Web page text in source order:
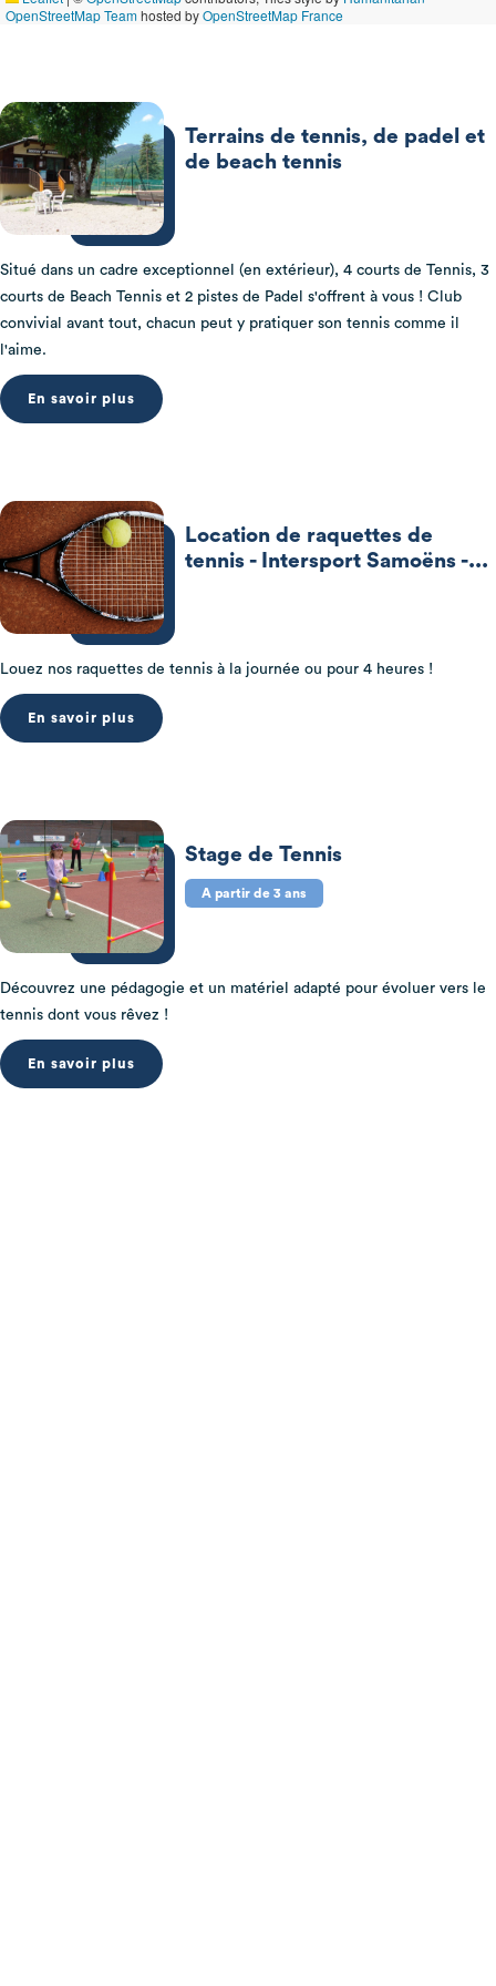
OpenStreetMap Teamhosted byOpenStreetMap France
Terrains de tennis, de padel et
de beach tennis
Situé dans un cadre exceptionnel (en extérieur), 4 courts de Tennis, 3
courts de Beach Tennis et 2 pistes de Padel s'offrent à vous ! Club
convivial avant tout, chacun peut y pratiquer son tennis comme il
l'aime.
En savoir plus
Location de raquettes de
tennis - Intersport Samoëns -...
Louez nos raquettes de tennis à la journée ou pour 4 heures !
En savoir plus
Stage de Tennis
A partir de 3 ans
Découvrez une pédagogie et un matériel adapté pour évoluer vers le
tennis dont vous rêvez !
En savoir plus